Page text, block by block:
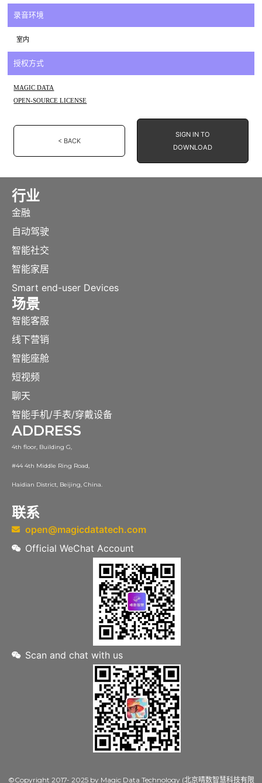
录音环境
室内
授权方式
MAGIC DATA
OPEN-SOURCE LICENSE
< BACK
SIGN IN TO
DOWNLOAD
行业
金融
自动驾驶
智能社交
智能家居
Smart end-user Devices
场景
智能客服
线下营销
智能座舱
短视频
聊天
智能手机/手表/穿戴设备
ADDRESS
4th floor, Building G,
#44 4th Middle Ring Road,
Haidian District, Beijing, China.
联系
open@magicdatatech.com
Official WeChat Account
Scan and chat with us
©Copyright 2017- 2025 by Magic Data Technology (北京晴数智慧科技有限